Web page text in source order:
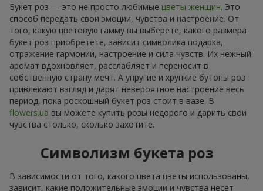
Букет роз — это не просто любимые цветы женщин. Это
способ передать свои эмоции, чувства и настроение. От
того, какую цветовую гамму вы выберете, какого размера
букет роз приобретете, зависит символика подарка,
отражение гармонии, настроение и сила чувств. Их нежный
аромат вдохновляет, расслабляет и переносит в
собственную страну мечт. А упругие и хрупкие бутоны роз
привлекают взгляд и дарят невероятное настроение весь
период, пока роскошный букет роз стоит в вазе. В
flowers.ua вы можете купить розы недорого и дарить свои
чувства столько, сколько захотите.
Символизм букета роз
В зависимости от того, какого цвета цветы использованы,
зависит, какие положительные эмоции и чувства несет